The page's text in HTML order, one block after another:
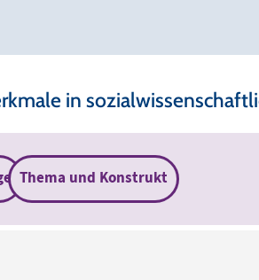
in
Thema und Konstrukt